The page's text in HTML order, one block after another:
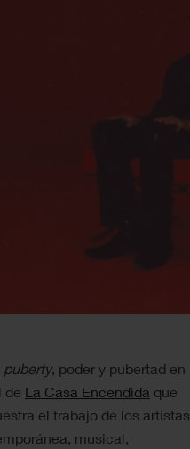
puberty, poder y pubertad en
de La Casa Encendida que
el trabajo de los artistas
musical,